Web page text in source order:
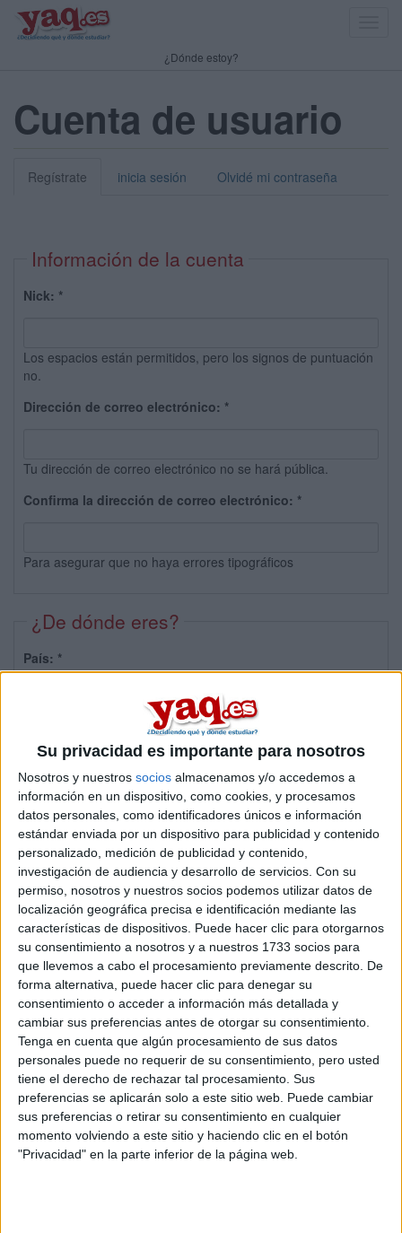
Su privacidad es importante para nosotros
Nosotros y nuestros socios almacenamos y/o accedemos a
información en un dispositivo, como cookies, y procesamos
datos personales, como identificadores únicos e información
estándar enviada por un dispositivo para publicidad y contenido
personalizado, medición de publicidad y contenido,
investigación de audiencia y desarrollo de servicios. Con su
permiso, nosotros y nuestros socios podemos utilizar datos de
localización geográfica precisa e identificación mediante las
características de dispositivos. Puede hacer clic para otorgarnos
su consentimiento a nosotros y a nuestros 1733 socios para
que llevemos a cabo el procesamiento previamente descrito. De
forma alternativa, puede hacer clic para denegar su
consentimiento o acceder a información más detallada y
cambiar sus preferencias antes de otorgar su consentimiento.
Tenga en cuenta que algún procesamiento de sus datos
personales puede no requerir de su consentimiento, pero usted
tiene el derecho de rechazar tal procesamiento. Sus
preferencias se aplicarán solo a este sitio web. Puede cambiar
sus preferencias o retirar su consentimiento en cualquier
momento volviendo a este sitio y haciendo clic en el botón
"Privacidad" en la parte inferior de la página web.
¿Dónde estoy?
Cuenta de usuario
Regístrate inicia sesión Olvidé mi contraseña
Información de la cuenta
Nick: *
Los espacios están permitidos, pero los signos de puntuación
no.
Dirección de correo electrónico: *
Tu dirección de correo electrónico no se hará pública.
Confirma la dirección de correo electrónico: *
Para asegurar que no haya errores tipográficos
¿De dónde eres?
País: *
Sobre ti
Soy:*
Chico
Chica
¿En qué año terminas (o terminaste) bachillerato o FP?
Soy estudiante de:*
Términos y Condiciones de Uso
Aceptolos Términos y Condicionesde uso*